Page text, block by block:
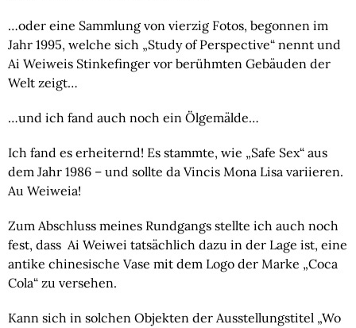
…oder eine Sammlung von vierzig Fotos, begonnen im
Jahr 1995, welche sich „Study of Perspective“ nennt und
Ai Weiweis Stinkefinger vor berühmten Gebäuden der
Welt zeigt…
…und ich fand auch noch ein Ölgemälde…
Ich fand es erheiternd! Es stammte, wie „Safe Sex“ aus
dem Jahr 1986 – und sollte da Vincis Mona Lisa variieren.
Au Weiweia!
Zum Abschluss meines Rundgangs stellte ich auch noch
fest, dass Ai Weiwei tatsächlich dazu in der Lage ist, eine
antike chinesische Vase mit dem Logo der Marke „Coca
Cola“ zu versehen.
Kann sich in solchen Objekten der Ausstellungstitel „Wo